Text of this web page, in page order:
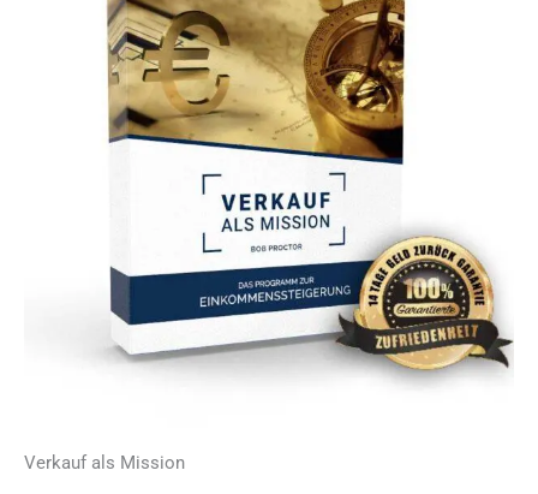
Verkauf als Mission